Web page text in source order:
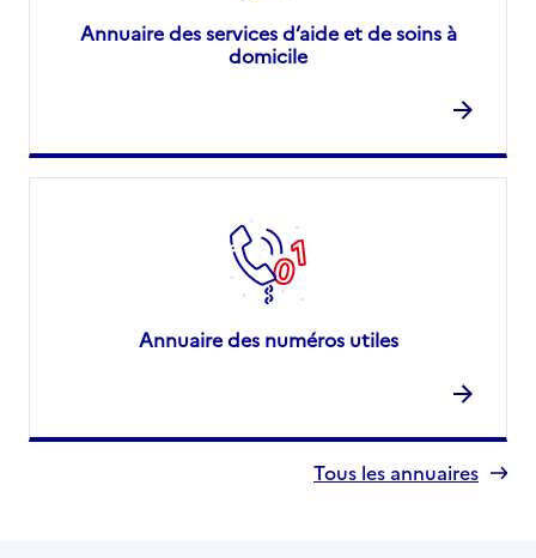
Annuaire des services d’aide et de soins à
domicile
Annuaire des numéros utiles
Tous les annuaires